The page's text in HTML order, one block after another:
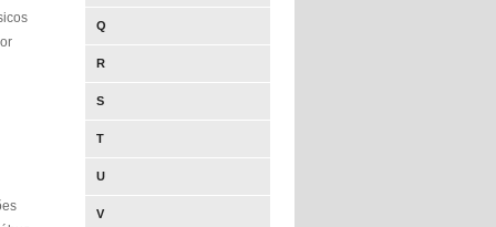
Q
R
S
T
U
V